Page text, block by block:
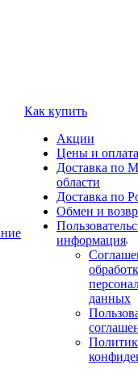
Как купить
Акции
Цены и оплата
Доставка по
области
Доставка по
Обмен и
информация
данных